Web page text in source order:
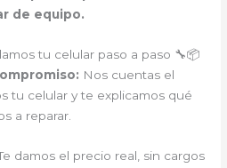
de equipo.
tu celular paso a paso 🔧📦
Nos cuentas el
tu celular y te explicamos qué
a reparar.
damos el precio real, sin cargos